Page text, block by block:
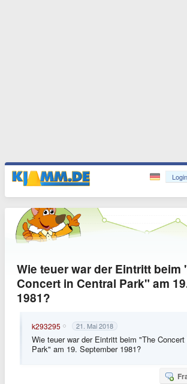
Login
Wie teuer war der Eintritt beim
Concert in Central Park" am
1981?
k293295 21. Mai 2018
Wie teuer war der Eintritt beim "The Concert
Park" am 19. September 1981?